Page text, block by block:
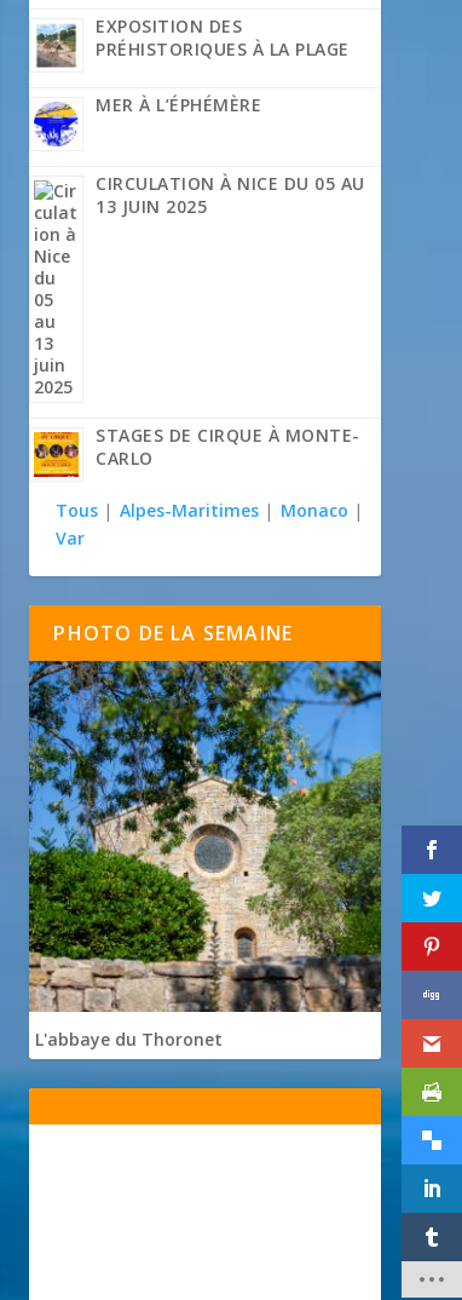
EXPOSITION DES
PRÉHISTORIQUES À LA PLAGE
MER À L’ÉPHÉMÈRE
CIRCULATION À NICE DU 05 AU
13 JUIN 2025
STAGES DE CIRQUE À MONTE-
CARLO
Tous | Alpes-Maritimes | Monaco |
Var
PHOTO DE LA SEMAINE
L'abbaye du Thoronet